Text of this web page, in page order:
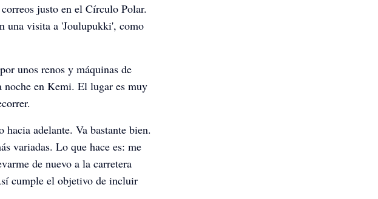
justo en el Círculo Polar.
una visita a 'Joulupukki', como
unos renos y máquinas de
noche en Kemi. El lugar es muy
adelante. Va bastante bien.
variadas. Lo que hace es: me
de nuevo a la carretera
cumple el objetivo de incluir